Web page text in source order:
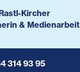
Kircher
& Medienarbeit
314 93 95